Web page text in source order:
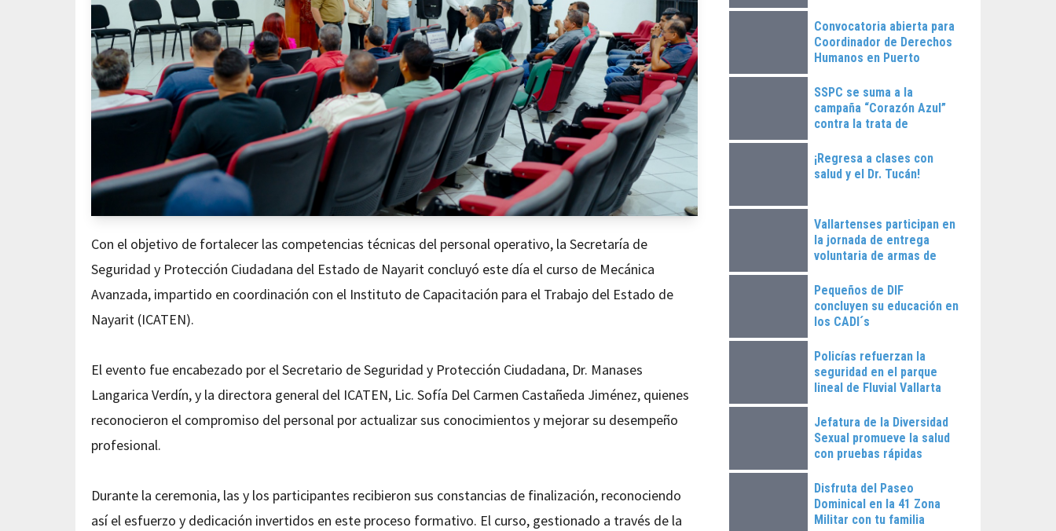
Con el objetivo de fortalecer las competencias técnicas del personal operativo, la Secretaría de
Seguridad y Protección Ciudadana del Estado de Nayarit concluyó este día el curso de Mecánica
Avanzada, impartido en coordinación con el Instituto de Capacitación para el Trabajo del Estado de
Nayarit (ICATEN).
El evento fue encabezado por el Secretario de Seguridad y Protección Ciudadana, Dr. Manases
Langarica Verdín, y la directora general del ICATEN, Lic. Sofía Del Carmen Castañeda Jiménez, quienes
reconocieron el compromiso del personal por actualizar sus conocimientos y mejorar su desempeño
profesional.
Durante la ceremonia, las y los participantes recibieron sus constancias de finalización, reconociendo
así el esfuerzo y dedicación invertidos en este proceso formativo. El curso, gestionado a través de la
Convocatoria abierta para
Coordinador de Derechos
Humanos en Puerto
SSPC se suma a la
campaña “Corazón Azul”
contra la trata de
¡Regresa a clases con
salud y el Dr. Tucán!
Vallartenses participan en
la jornada de entrega
voluntaria de armas de
Pequeños de DIF
concluyen su educación en
los CADI´s
Policías refuerzan la
seguridad en el parque
lineal de Fluvial Vallarta
Jefatura de la Diversidad
Sexual promueve la salud
con pruebas rápidas
Disfruta del Paseo
Dominical en la 41 Zona
Militar con tu familia